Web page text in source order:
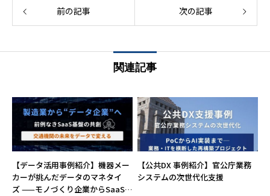
前の記事 次の記事
関連記事
【データ活用事例紹介】機器メー
カーが挑んだデータのマネタイ
ズ ——モノづくり企業からSaaS企
【公共DX 事例紹介】官公庁業務
システムの次世代化支援